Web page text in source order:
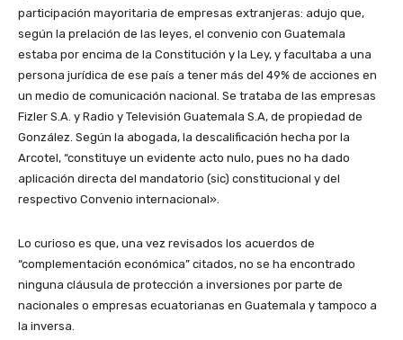
participación mayoritaria de empresas extranjeras: adujo que,
según la prelación de las leyes, el convenio con Guatemala
estaba por encima de la Constitución y la Ley, y facultaba a una
persona jurídica de ese país a tener más del 49% de acciones en
un medio de comunicación nacional. Se trataba de las empresas
Fizler S.A. y Radio y Televisión Guatemala S.A, de propiedad de
González. Según la abogada, la descalificación hecha por la
Arcotel, “constituye un evidente acto nulo, pues no ha dado
aplicación directa del mandatorio (sic) constitucional y del
respectivo Convenio internacional».
Lo curioso es que, una vez revisados los acuerdos de
“complementación económica” citados, no se ha encontrado
ninguna cláusula de protección a inversiones por parte de
nacionales o empresas ecuatorianas en Guatemala y tampoco a
la inversa.